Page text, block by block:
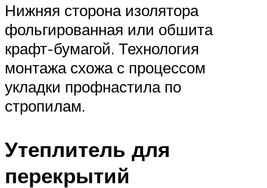
Нижняя сторона изолятора
фольгированная или обшита
крафт-бумагой. Технология
монтажа схожа с процессом
укладки профнастила по
стропилам.
Утеплитель для
перекрытий